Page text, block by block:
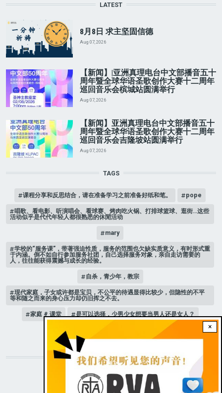
×
LATEST
8月8日 求主坚固信德
Aug 07, 2026
【新闻】|亚洲真理电台中文部播音五十
周年暨全球华语圣歌创作大赛十二周年
巡回音乐会槟城站圆满举行
Aug 07, 2026
【新闻】亚洲真理电台中文部播音五十
周年暨全球华语圣歌创作大赛十二周年
巡回音乐会吉隆坡站圆满举行
Aug 07, 2026
TAGS
课程分享和反思结合，请在准备学习之前准备好纸和笔。 pope
唱歌、看电影、听演唱会、看球赛、烤肉吃火锅、打排球篮球、逛街…这些
活动似乎是代代年轻人都很熟悉的休閒活动
mary
学校的“服务课”，带著强迫性质，服务的范围也欠缺实质意义，有时形式重
于内涵。倒不如自行参加服务社团，自己选择服务对象，亲自走访需要的
人，往往能获得震撼与成长的经验。
自杀，青少年，教宗
现代家庭，子女或许都是宝贝，不公平的待遇显得比较少，但隐性的不平
等和随之而来的身心压力却仍旧挥之不去。
家庭 # 课堂 是可以选择，少男少女想要当男人还是女人？
STAY CONNECTED WITH US!